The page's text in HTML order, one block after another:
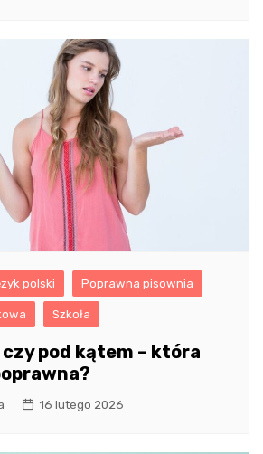
polski Poprawna pisownia
Szkoła
pod kątem – która
16 lutego 2026